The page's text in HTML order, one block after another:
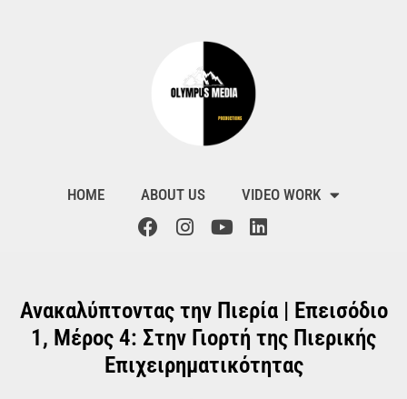
HOME ABOUT US VIDEO WORK
Ανακαλύπτοντας την Πιερία | Επεισόδιο
1, Μέρος 4: Στην Γιορτή της Πιερικής
Επιχειρηματικότητας